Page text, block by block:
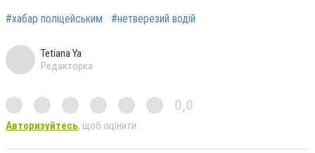
#хабар поліцейським #нетверезий водій
Tetiana Ya
Редакторка
0,0
Авторизуйтесь, щоб оцінити